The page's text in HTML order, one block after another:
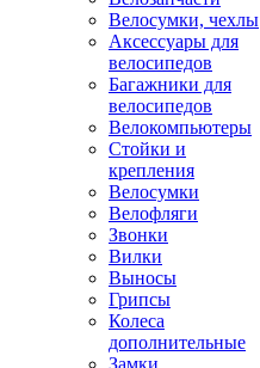
Велосумки, чехлы
Аксессуары для
велосипедов
Багажники для
велосипедов
Велокомпьютеры
Стойки и
крепления
Велосумки
Велофляги
Звонки
Вилки
Выносы
Грипсы
Колеса
дополнительные
Замки